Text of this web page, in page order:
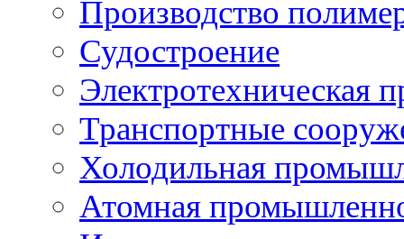
Производство
Судостроение
Электротехническая
Транспортные
Холодильная
Атомная